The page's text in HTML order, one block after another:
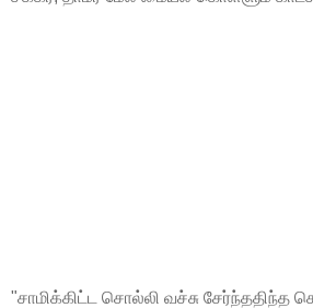
"சாமிக்கிட்ட சொல்லி வச்சு சேர்ந்ததிந்த